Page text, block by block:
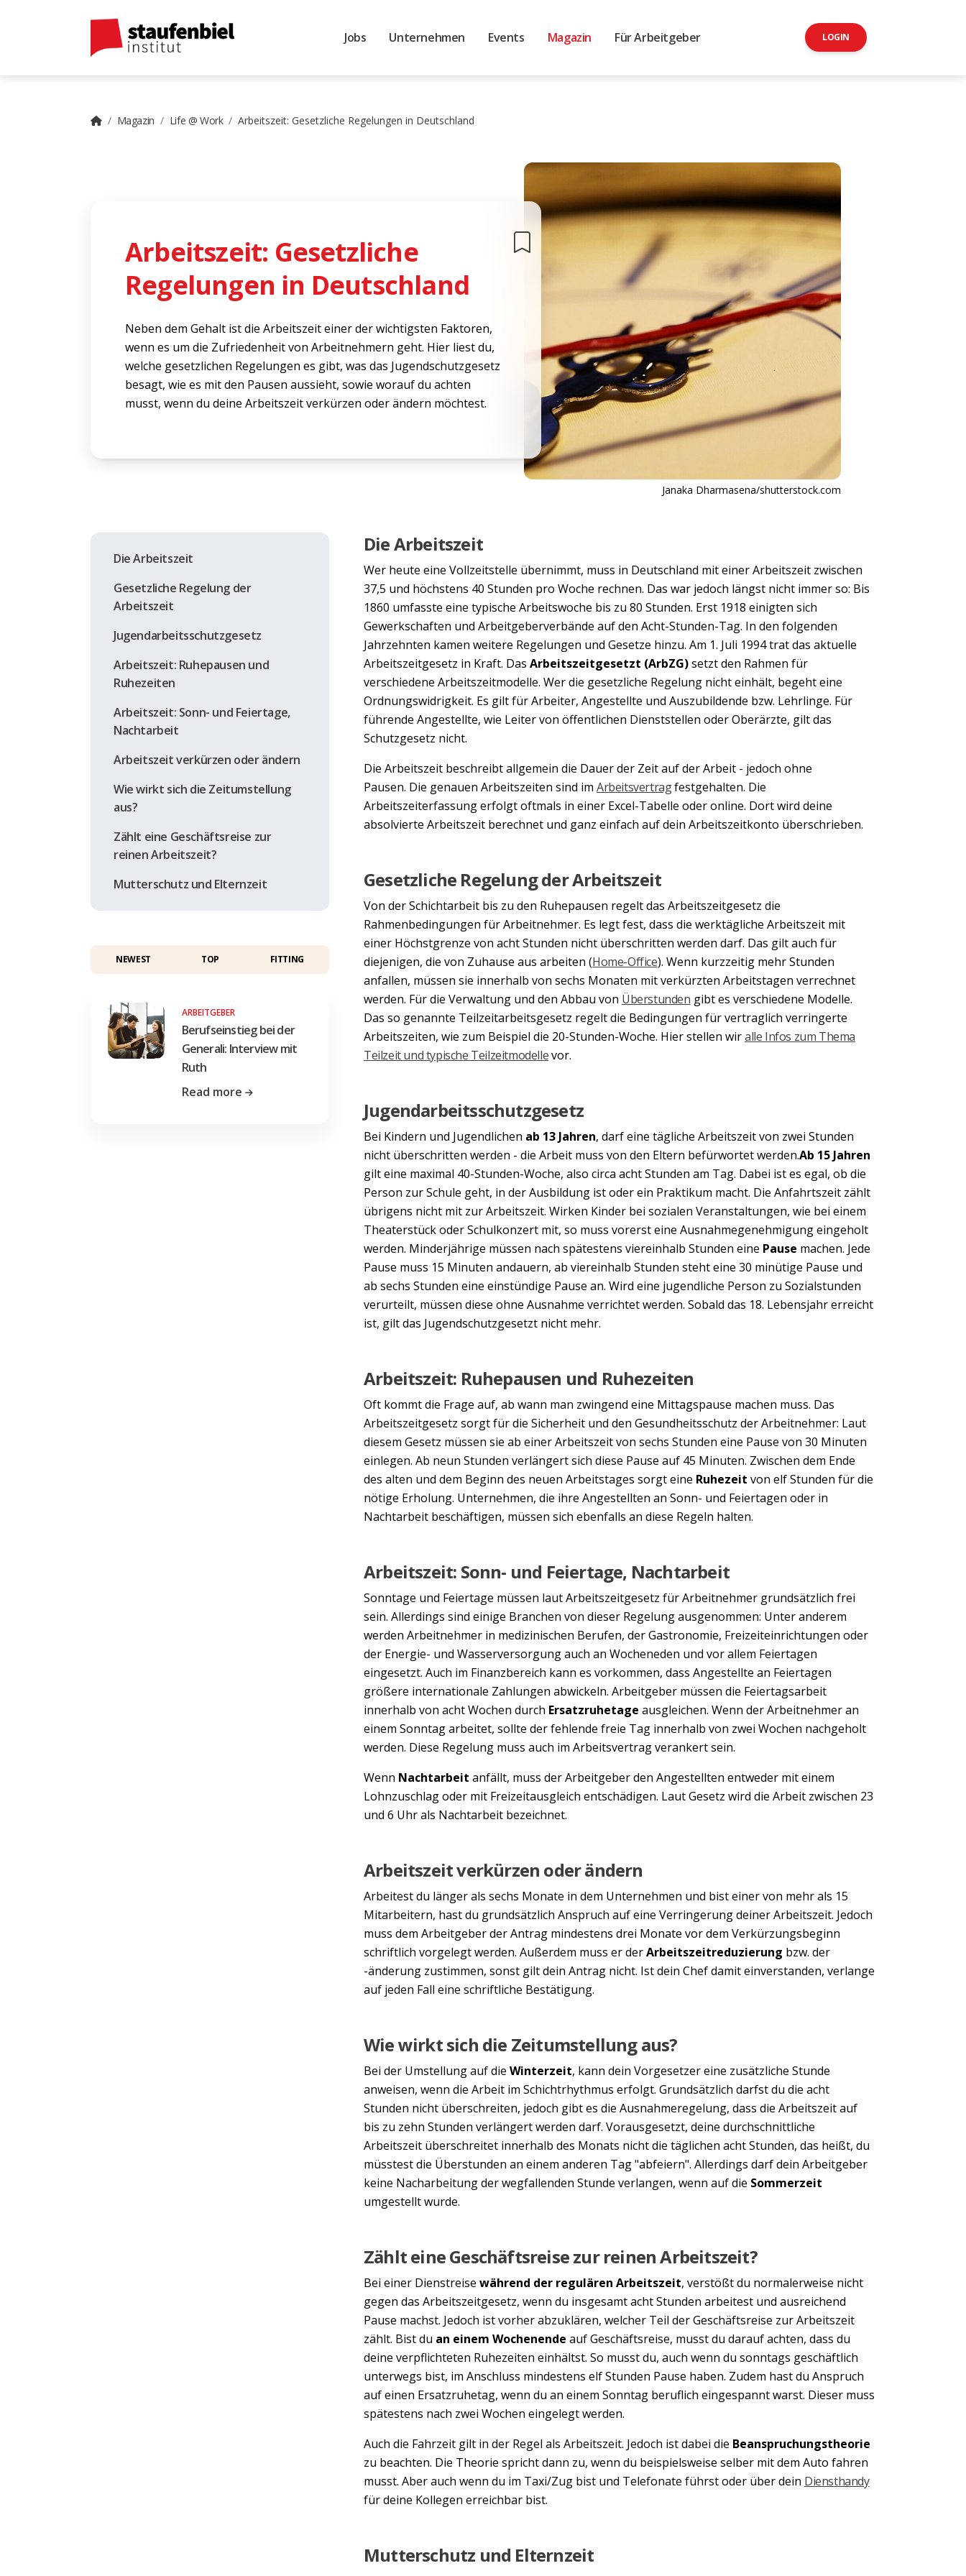
Jobs Unternehmen Events Magazin Für Arbeitgeber LOGIN
Magazin Life @ Work Arbeitszeit: Gesetzliche Regelungen in Deutschland
Arbeitszeit: Gesetzliche
Regelungen in Deutschland
Neben dem Gehalt ist die Arbeitszeit einer der wichtigsten Faktoren,
wenn es um die Zufriedenheit von Arbeitnehmern geht. Hier liest du,
welche gesetzlichen Regelungen es gibt, was das Jugendschutzgesetz
besagt, wie es mit den Pausen aussieht, sowie worauf du achten
musst, wenn du deine Arbeitszeit verkürzen oder ändern möchtest.
Janaka Dharmasena/shutterstock.com
Die Arbeitszeit
Gesetzliche Regelung der
Arbeitszeit
Jugendarbeitsschutzgesetz
Arbeitszeit: Ruhepausen und
Ruhezeiten
Arbeitszeit: Sonn- und Feiertage,
Nachtarbeit
Arbeitszeit verkürzen oder ändern
Wie wirkt sich die Zeitumstellung
aus?
Zählt eine Geschäftsreise zur
reinen Arbeitszeit?
Mutterschutz und Elternzeit
NEWEST TOP FITTING
ARBEITGEBER
Berufseinstieg bei der
Generali: Interview mit
Ruth
Read more
Die Arbeitszeit
Wer heute eine Vollzeitstelle übernimmt, muss in Deutschland mit einer Arbeitszeit zwischen
37,5 und höchstens 40 Stunden pro Woche rechnen. Das war jedoch längst nicht immer so: Bis
1860 umfasste eine typische Arbeitswoche bis zu 80 Stunden. Erst 1918 einigten sich
Gewerkschaften und Arbeitgeberverbände auf den Acht-Stunden-Tag. In den folgenden
Jahrzehnten kamen weitere Regelungen und Gesetze hinzu. Am 1. Juli 1994 trat das aktuelle
Arbeitszeitgesetz in Kraft. Das Arbeitszeitgesetzt (ArbZG)setzt den Rahmen für
verschiedene Arbeitszeitmodelle. Wer die gesetzliche Regelung nicht einhält, begeht eine
Ordnungswidrigkeit. Es gilt für Arbeiter, Angestellte und Auszubildende bzw. Lehrlinge. Für
führende Angestellte, wie Leiter von öffentlichen Dienststellen oder Oberärzte, gilt das
Schutzgesetz nicht.
Die Arbeitszeit beschreibt allgemein die Dauer der Zeit auf der Arbeit - jedoch ohne
Pausen. Die genauen Arbeitszeiten sind im Arbeitsvertragfestgehalten. Die
Arbeitszeiterfassung erfolgt oftmals in einer Excel-Tabelle oder online. Dort wird deine
absolvierte Arbeitszeit berechnet und ganz einfach auf dein Arbeitszeitkonto überschrieben.
Gesetzliche Regelung der Arbeitszeit
Von der Schichtarbeit bis zu den Ruhepausen regelt das Arbeitszeitgesetz die
Rahmenbedingungen für Arbeitnehmer. Es legt fest, dass die werktägliche Arbeitszeit mit
einer Höchstgrenze von acht Stunden nicht überschritten werden darf. Das gilt auch für
diejenigen, die von Zuhause aus arbeiten (Home-Office). Wenn kurzzeitig mehr Stunden
anfallen, müssen sie innerhalb von sechs Monaten mit verkürzten Arbeitstagen verrechnet
werden. Für die Verwaltung und den Abbau von Überstunden gibt es verschiedene Modelle.
Das so genannte Teilzeitarbeitsgesetz regelt die Bedingungen für vertraglich verringerte
Arbeitszeiten, wie zum Beispiel die 20-Stunden-Woche. Hier stellen wiralle Infos zum Thema
Teilzeit und typische Teilzeitmodellevor.
Jugendarbeitsschutzgesetz
Bei Kindern und Jugendlichen ab 13 Jahren, darf eine tägliche Arbeitszeit von zwei Stunden
nicht überschritten werden - die Arbeit muss von den Eltern befürwortet werden.Ab 15 Jahren
gilt eine maximal 40-Stunden-Woche, also circa acht Stunden am Tag. Dabei ist es egal, ob die
Person zur Schule geht, in der Ausbildung ist oder ein Praktikum macht. Die Anfahrtszeit zählt
übrigens nicht mit zur Arbeitszeit. Wirken Kinder bei sozialen Veranstaltungen, wie bei einem
Theaterstück oder Schulkonzert mit, so muss vorerst eine Ausnahmegenehmigung eingeholt
werden. Minderjährige müssen nach spätestens viereinhalb Stunden eine Pause machen. Jede
Pause muss 15 Minuten andauern, ab viereinhalb Stunden steht eine 30 minütige Pause und
ab sechs Stunden eine einstündige Pause an. Wird eine jugendliche Person zu Sozialstunden
verurteilt, müssen diese ohne Ausnahme verrichtet werden. Sobald das 18. Lebensjahr erreicht
ist, gilt das Jugendschutzgesetzt nicht mehr.
Arbeitszeit: Ruhepausen und Ruhezeiten
Oft kommt die Frage auf, ab wann man zwingend eine Mittagspause machen muss. Das
Arbeitszeitgesetz sorgt für die Sicherheit und den Gesundheitsschutz der Arbeitnehmer: Laut
diesem Gesetz müssen sie ab einer Arbeitszeit von sechs Stunden eine Pause von 30 Minuten
einlegen. Ab neun Stunden verlängert sich diese Pause auf 45 Minuten. Zwischen dem Ende
des alten und dem Beginn des neuen Arbeitstages sorgt eine Ruhezeit von elf Stunden für die
nötige Erholung. Unternehmen, die ihre Angestellten an Sonn- und Feiertagen oder in
Nachtarbeit beschäftigen, müssen sich ebenfalls an diese Regeln halten.
Arbeitszeit: Sonn- und Feiertage, Nachtarbeit
Sonntage und Feiertage müssen laut Arbeitszeitgesetz für Arbeitnehmer grundsätzlich frei
sein. Allerdings sind einige Branchen von dieser Regelung ausgenommen: Unter anderem
werden Arbeitnehmer in medizinischen Berufen, der Gastronomie, Freizeiteinrichtungen oder
der Energie- und Wasserversorgung auch an Wocheneden und vor allem Feiertagen
eingesetzt. Auch im Finanzbereich kann es vorkommen, dass Angestellte an Feiertagen
größere internationale Zahlungen abwickeln. Arbeitgeber müssen die Feiertagsarbeit
innerhalb von acht Wochen durch Ersatzruhetage ausgleichen. Wenn der Arbeitnehmer an
einem Sonntag arbeitet, sollte der fehlende freie Tag innerhalb von zwei Wochen nachgeholt
werden. Diese Regelung muss auch im Arbeitsvertrag verankert sein.
Wenn Nachtarbeit anfällt, muss der Arbeitgeber den Angestellten entweder mit einem
Lohnzuschlag oder mit Freizeitausgleich entschädigen. Laut Gesetz wird die Arbeit zwischen 23
und 6 Uhr als Nachtarbeit bezeichnet.
Arbeitszeit verkürzen oder ändern
Arbeitest du länger als sechs Monate in dem Unternehmen und bist einer von mehr als 15
Mitarbeitern, hast du grundsätzlich Anspruch auf eine Verringerung deiner Arbeitszeit. Jedoch
muss dem Arbeitgeber der Antrag mindestens drei Monate vor dem Verkürzungsbeginn
schriftlich vorgelegt werden. Außerdem muss er derArbeitszeitreduzierung bzw. der
-änderung zustimmen, sonst gilt dein Antrag nicht. Ist dein Chef damit einverstanden, verlange
auf jeden Fall eine schriftliche Bestätigung.
Wie wirkt sich die Zeitumstellung aus?
Bei der Umstellung auf die Winterzeit, kann dein Vorgesetzer eine zusätzliche Stunde
anweisen, wenn die Arbeit im Schichtrhythmus erfolgt. Grundsätzlich darfst du die acht
Stunden nicht überschreiten, jedoch gibt es die Ausnahmeregelung, dass die Arbeitszeit auf
bis zu zehn Stunden verlängert werden darf. Vorausgesetzt, deine durchschnittliche
Arbeitszeit überschreitet innerhalb des Monats nicht die täglichen acht Stunden, das heißt, du
müsstest die Überstunden an einem anderen Tag "abfeiern". Allerdings darf dein Arbeitgeber
keine Nacharbeitung der wegfallenden Stunde verlangen, wenn auf die Sommerzeit
umgestellt wurde.
Zählt eine Geschäftsreise zur reinen Arbeitszeit?
Bei einer Dienstreise während der regulären Arbeitszeit, verstößt du normalerweise nicht
gegen das Arbeitszeitgesetz, wenn du insgesamt acht Stunden arbeitest und ausreichend
Pause machst. Jedoch ist vorher abzuklären, welcher Teil der Geschäftsreise zur Arbeitszeit
zählt. Bist du an einem Wochenende auf Geschäftsreise, musst du darauf achten, dass du
deine verpflichteten Ruhezeiten einhältst. So musst du, auch wenn du sonntags geschäftlich
unterwegs bist, im Anschluss mindestens elf Stunden Pause haben. Zudem hast du Anspruch
auf einen Ersatzruhetag, wenn du an einem Sonntag beruflich eingespannt warst. Dieser muss
spätestens nach zwei Wochen eingelegt werden.
Auch die Fahrzeit gilt in der Regel als Arbeitszeit. Jedoch ist dabei die Beanspruchungstheorie
zu beachten. Die Theorie spricht dann zu, wenn du beispielsweise selber mit dem Auto fahren
musst. Aber auch wenn du im Taxi/Zug bist und Telefonate führst oder über dein Diensthandy
für deine Kollegen erreichbar bist.
Mutterschutz und Elternzeit